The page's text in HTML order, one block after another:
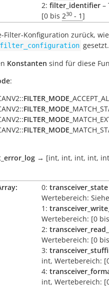
2: filter_identifier –
[0 bis 230 - 1]
Filter-Konfiguration zurück,
gesetzt.
Konstanten sind für diese
:
FILTER_MODE
FILTER_MODE
FILTER_MODE
FILTER_MODE
→ [int, int, int, int,
0: transceiver_state
Wertebereich:
1:
Wertebereich: [0
2:
Wertebereich: [0
3:
int, Wertebereich:
4:
int, Wertebereich: